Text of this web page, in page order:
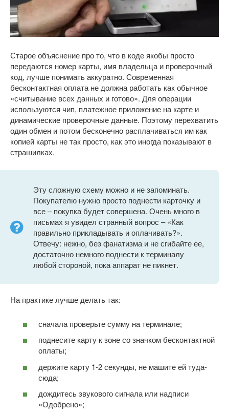
Старое объяснение про то, что в коде якобы просто
передаются номер карты, имя владельца и проверочный
код, лучше понимать аккуратно. Современная
бесконтактная оплата не должна работать как обычное
«считывание всех данных и готово». Для операции
используются чип, платежное приложение на карте и
динамические проверочные данные. Поэтому перехватить
один обмен и потом бесконечно расплачиваться им как
копией карты не так просто, как это иногда показывают в
страшилках.
Эту сложную схему можно и не запоминать.
Покупателю нужно просто поднести карточку и
все – покупка будет совершена. Очень много в
письмах я увидел странный вопрос – «Как
правильно прикладывать и оплачивать?».
Отвечу: нежно, без фанатизма и не сгибайте ее,
достаточно немного поднести к терминалу
любой стороной, пока аппарат не пикнет.
На практике лучше делать так:
сначала проверьте сумму на терминале;
поднесите карту к зоне со значком бесконтактной
оплаты;
держите карту 1-2 секунды, не машите ей туда-
сюда;
дождитесь звукового сигнала или надписи
«Одобрено»;